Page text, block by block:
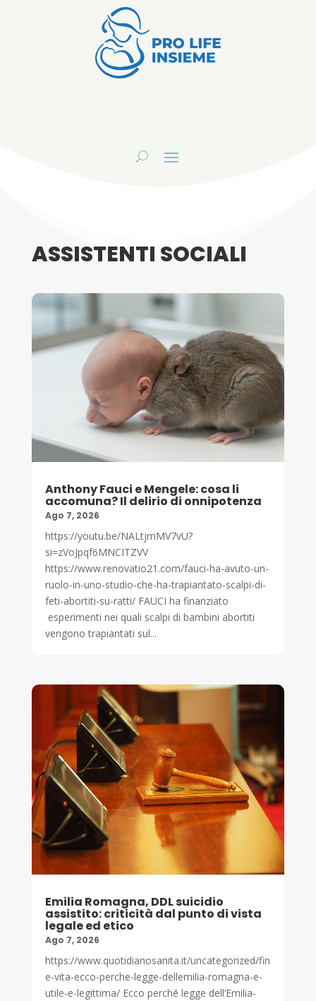
ASSISTENTI SOCIALI
Anthony Fauci e Mengele: cosa li
accomuna? Il delirio di onnipotenza
Ago 7, 2026
https://youtu.be/NALtjmMV7vU?
si=zVoJpqf6MNCITZVV
https://www.renovatio21.com/fauci-ha-avuto-un-
ruolo-in-uno-studio-che-ha-trapiantato-scalpi-di-
feti-abortiti-su-ratti/ FAUCI ha finanziato
esperimenti nei quali scalpi di bambini abortiti
vengono trapiantati sul...
Emilia Romagna, DDL suicidio
assistito: criticità dal punto di vista
legale ed etico
Ago 7, 2026
https://www.quotidianosanita.it/uncategorized/fin
e-vita-ecco-perche-legge-dellemilia-romagna-e-
utile-e-legittima/ Ecco perché legge dell’Emilia-